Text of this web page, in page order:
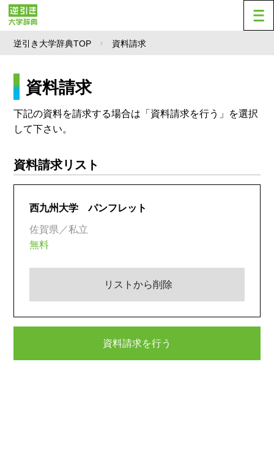
逆引き大学辞典TOP 資料請求
資料請求
下記の資料を請求する場合は「資料請求を行う」を選択
して下さい。
資料請求リスト
西九州大学 パンフレット
佐賀県／私立
無料
リストから削除
資料請求を行う